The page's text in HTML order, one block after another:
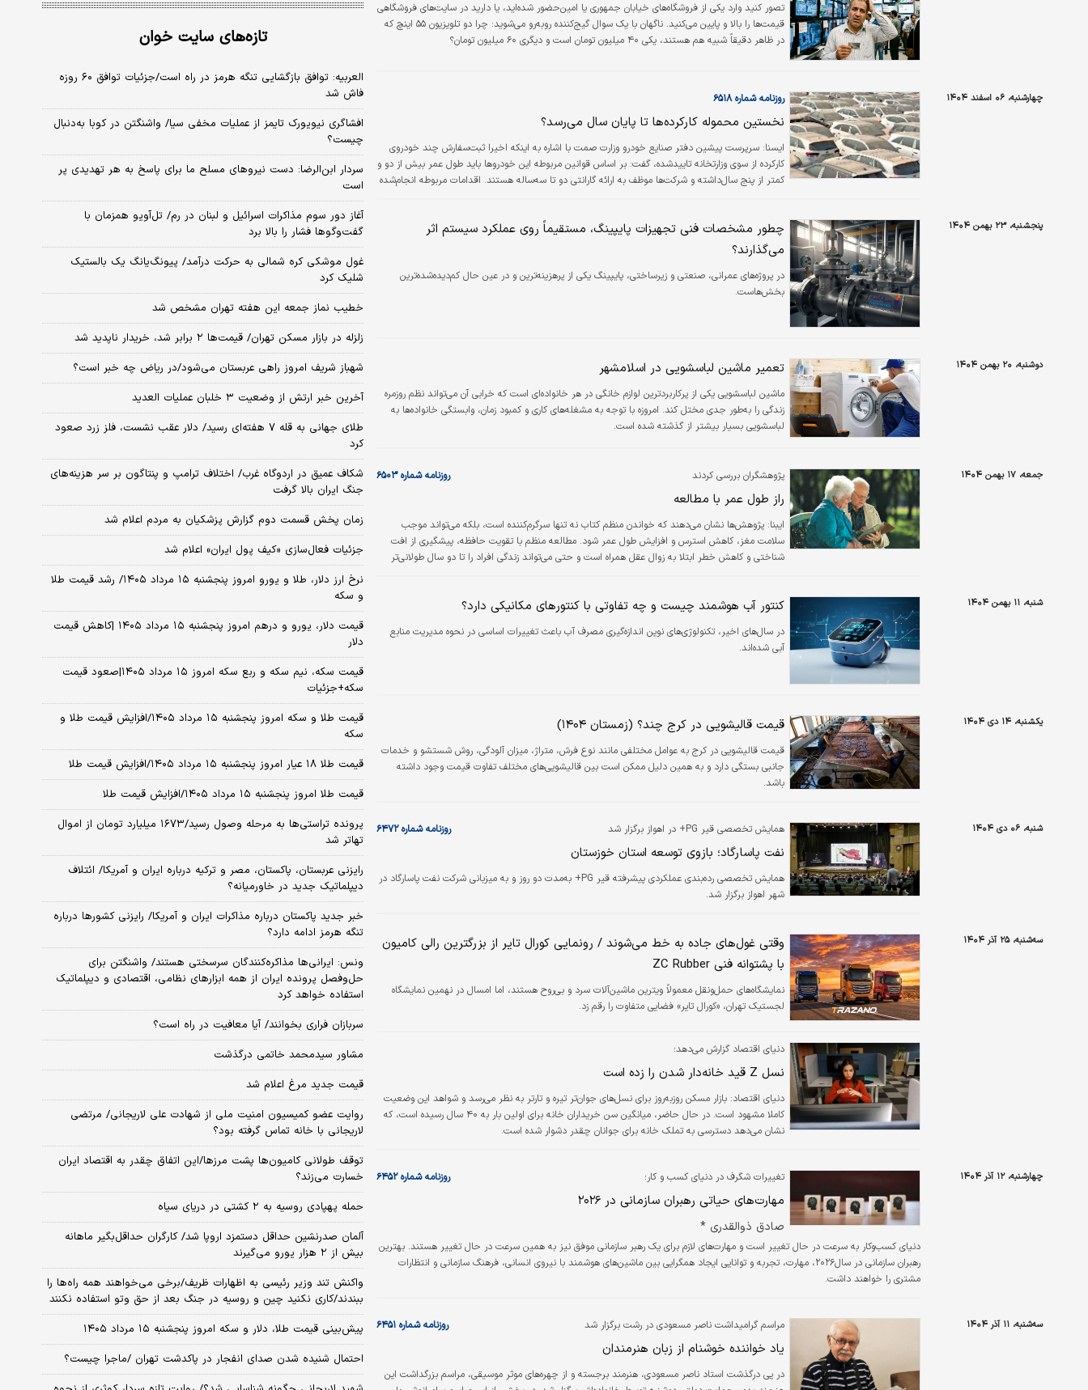
تصور کنید وارد یکی از فروشگاه‌های خیابان جمهوری یا امین‌حضور شده‌اید، یا دارید در سایت‌های فروشگاهی
قیمت‌ها را بالا و پایین می‌کنید. ناگهان با یک سوال گیج‌کننده روبه‌رو می‌شوید: چرا دو تلویزیون ۵۵ اینچ که
در ظاهر دقیقاً شبیه هم هستند، یکی ۴۰ میلیون تومان است و دیگری ۶۰ میلیون تومان؟
چهارشنبه، ۰۶ اسفند ۱۴۰۴ روزنامه شماره ۶۵۱۸
نخستین محموله کارکرده‌ها تا پایان سال ‌می‌رسد؟
ایسنا: سرپرست پیشین دفتر صنایع خودرو وزارت صمت با اشاره به اینکه اخیرا ثبت‌سفارش چند خودروی
کارکرده از سوی وزارتخانه تایید‌شده، گفت: بر اساس قوانین مربوطه این خودروها باید طول عمر بیش از دو و
کمتر از پنج سال‌داشته و شرکت‌ها موظف به ارائه گارانتی دو تا سه‌ساله هستند. اقدامات مربوطه انجام‌شده
ایمنی آنها…
پنجشنبه، ۲۳ بهمن ۱۴۰۴
چطور مشخصات فنی تجهیزات پایپینگ، مستقیماً روی عملکرد سیستم اثر
می‌گذارند؟
در پروژه‌های عمرانی، صنعتی و زیرساختی، پایپینگ یکی از پرهزینه‌ترین و در عین حال کم‌دیده‌شده‌ترین
بخش‌هاست.
دوشنبه، ۲۰ بهمن ۱۴۰۴ تعمیر ماشین لباسشویی در اسلامشهر
ماشین لباسشویی یکی از پرکاربردترین لوازم خانگی در هر خانواده‌ای است که خرابی آن می‌تواند نظم روزمره
زندگی را به‌طور جدی مختل کند. امروزه با توجه به مشغله‌های کاری و کمبود زمان، وابستگی خانواده‌ها به
لباسشویی بسیار بیشتر از گذشته شده است.
جمعه، ۱۷ بهمن ۱۴۰۴ پژوهشگران بررسی کردند روزنامه شماره ۶۵۰۳
راز طول عمر با مطالعه
ایبنا: پژوهش‌ها نشان می‌دهند که خواندن منظم کتاب نه تنها سرگرم‌کننده است، بلکه می‌تواند موجب
سلامت مغز، کاهش استرس و افزایش طول عمر شود. مطالعه منظم با تقویت حافظه، پیشگیری از افت
شناختی و کاهش خطر ابتلا به زوال عقل همراه است و حتی می‌تواند زندگی افراد را تا دو سال طولانی‌تر
بیشتری دارند.
شنبه، ۱۱ بهمن ۱۴۰۴ کنتور آب هوشمند چیست و چه تفاوتی با کنتورهای مکانیکی دارد؟
در سال‌های اخیر، تکنولوژی‌های نوین اندازه‌گیری مصرف آب باعث تغییرات اساسی در نحوه مدیریت منابع
آبی شده‌اند.
یکشنبه، ۱۴ دی ۱۴۰۴ قیمت قالیشویی در کرج چند؟ (زمستان ۱۴۰۴)
قیمت قالیشویی در کرج به عوامل مختلفی مانند نوع فرش، متراژ، میزان آلودگی، روش شستشو و خدمات
جانبی بستگی دارد و به همین دلیل ممکن است بین قالیشویی‌های مختلف تفاوت قیمت وجود داشته
باشد.
شنبه، ۰۶ دی ۱۴۰۴ همایش تخصصی قیر PG+ در اهواز برگزار شد روزنامه شماره ۶۴۷۲
نفت پاسارگاد؛ بازوی توسعه‌ استان خوزستان
همایش تخصصی رده‌بندی عملکردی پیشرفته قیر PG+ به‌مدت دو روز و به میزبانی شرکت نفت پاسارگاد در
شهر اهواز برگزار شد.
سه‌شنبه، ۲۵ آذر ۱۴۰۴
وقتی غول‌های جاده به خط می‌شوند / رونمایی کورال تایر از بزرگترین رالی کامیون
با پشتوانه فنی ZC Rubber
نمایشگاه‌های حمل‌ونقل معمولاً ویترین ماشین‌آلات سرد و بی‌روح هستند، اما امسال در نهمین نمایشگاه
لجستیک تهران، «کورال تایر» فضایی متفاوت را رقم زد.
دنیای اقتصاد گزارش می‌دهد؛
نسل Z قید خانه‌دار شدن را زده است
دنیای اقتصاد: بازار مسکن روزبه‌روز برای نسل‌های جوان‌تر تیره و تارتر به نظر می‌رسد و شواهد این وضعیت
کاملا مشهود است. در حال حاضر، میانگین سن خریداران خانه برای اولین بار به ۴۰ سال رسیده است، که
نشان می‌دهد دسترسی به تملک خانه برای جوانان چقدر دشوار شده است.
چهارشنبه، ۱۲ آذر ۱۴۰۴ تغییرات شگرف در دنیای کسب و کار؛ روزنامه شماره ۶۴۵۲
مهارت‌های حیاتی رهبران سازمانی در ۲۰۲۶
صادق ذوالقدری *
دنیای کسب‌وکار به سرعت در حال تغییر است و مهارت‌های لازم برای یک رهبر سازمانی موفق نیز به همین سرعت در حال تغییر هستند. بهترین
رهبران سازمانی در سال۲۰۲۶، مهارت‌، تجربه و توانایی ایجاد همگرایی بین ماشین‌های هوشمند با نیروی انسانی، فرهنگ‌ سازمانی و انتظارات
مشتری را خواهند داشت.
سه‌شنبه، ۱۱ آذر ۱۴۰۴ مراسم گرامیداشت ناصر مسعودی در رشت برگزار شد روزنامه شماره ۶۴۵۱
یاد خواننده خوشنام از زبان هنرمندان
در پی درگذشت استاد ناصر مسعودی، هنرمند برجسته و از چهره‌های موثر موسیقی، مراسم بزرگداشت این
تازه‌های سایت خوان
العربیه: توافق بازگشایی تنگه هرمز در راه است/جزئیات توافق ۶۰ روزه
فاش شد
افشاگری نیویورک تایمز از عملیات مخفی سیا/ واشنگتن در کوبا به‌دنبال
چیست؟
سردار ابن‌الرضا: دست نیروهای مسلح ما برای پاسخ به هر تهدیدی پر
است
آغاز دور سوم مذاکرات اسرائیل و لبنان در رم/ تل‌آویو همزمان با
گفت‌وگوها فشار را بالا برد
غول موشکی کره شمالی به حرکت درآمد/ پیونگ‌یانگ یک بالستیک
شلیک کرد
خطیب نماز جمعه این هفته تهران مشخص شد
زلزله در بازار مسکن تهران/ قیمت‌ها ۲ برابر شد، خریدار ناپدید شد
شهباز شریف امروز راهی عربستان می‌شود/در ریاض چه خبر است؟
آخرین خبر ارتش از وضعیت ۳ خلبان عملیات العدید
طلای جهانی به قله ۷ هفته‌ای رسید/ دلار عقب نشست، فلز زرد صعود
کرد
شکاف عمیق در اردوگاه غرب/ اختلاف ترامپ و پنتاگون بر سر هزینه‌های
جنگ ایران بالا گرفت
زمان پخش قسمت دوم گزارش پزشکیان به مردم اعلام شد
جزئیات فعال‌سازی «کیف پول ایران» اعلام شد
نرخ ارز دلار، طلا و یورو امروز پنجشنبه ۱۵ مرداد ۱۴۰۵/ رشد قیمت طلا
و سکه
قیمت دلار، یورو و درهم امروز پنجشنبه ۱۵ مرداد ۱۴۰۵ |کاهش قیمت
دلار
قیمت سکه، نیم سکه و ربع سکه امروز ۱۵ مرداد ۱۴۰۵|صعود قیمت
سکه+جزئیات
قیمت طلا و سکه امروز پنجشنبه ۱۵ مرداد ۱۴۰۵/افزایش قیمت طلا و
سکه
قیمت طلا ۱۸ عیار امروز پنجشنبه ۱۵ مرداد ۱۴۰۵/افزایش قیمت طلا
قیمت طلا امروز پنجشنبه ۱۵ مرداد ۱۴۰۵/افزایش قیمت طلا
پرونده تراستی‌ها به مرحله وصول رسید/۱۶۷۳ میلیارد تومان از اموال
تهاتر شد
رایزنی عربستان، پاکستان، مصر و ترکیه درباره ایران و آمریکا/ ائتلاف
دیپلماتیک جدید در خاورمیانه؟
خبر جدید پاکستان درباره مذاکرات ایران و آمریکا/ رایزنی کشورها درباره
تنگه هرمز ادامه دارد؟
ونس: ایرانی‌ها مذاکره‌کنندگان سرسختی هستند/ واشنگتن برای
حل‌وفصل پرونده ایران از همه ابزارهای نظامی، اقتصادی و دیپلماتیک
استفاده خواهد کرد
سربازان فراری بخوانند/ آیا معافیت در راه است؟
مشاور سیدمحمد خاتمی درگذشت
قیمت جدید مرغ اعلام شد
روایت عضو کمیسیون امنیت ملی از شهادت علی لاریجانی/ مرتضی
لاریجانی با خانه تماس گرفته بود؟
توقف طولانی کامیون‌ها پشت مرزها/این اتفاق چقدر به اقتصاد ایران
خسارت می‌زند؟
حمله پهپادی روسیه به ۲ کشتی در دریای سیاه
آلمان صدرنشین حداقل دستمزد اروپا شد/ کارگران حداقل‌بگیر ماهانه
بیش از ۲ هزار یورو می‌گیرند
واکنش تند وزیر رئیسی به اظهارات ظریف/برخی می‌خواهند همه راه‌ها را
ببندند/کاری نکنید چین و روسیه در جنگ بعد از حق وتو استفاده نکنند
پیش‌بینی قیمت طلا، دلار و سکه امروز پنجشنبه ۱۵ مرداد ۱۴۰۵
احتمال شنیده شدن صدای انفجار در پاکدشت تهران /ماجرا چیست؟